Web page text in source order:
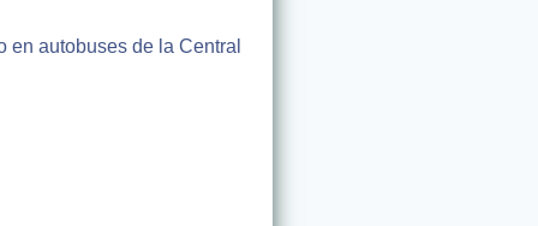
autobuses de la Central